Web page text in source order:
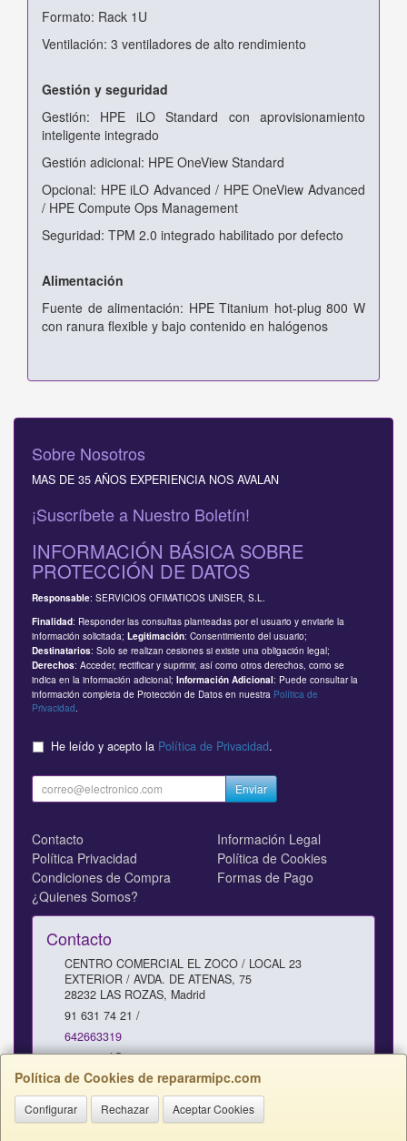
Formato: Rack 1U
Ventilación: 3 ventiladores de alto rendimiento
Gestión y seguridad
Gestión: HPE iLO Standard con aprovisionamiento
inteligente integrado
Gestión adicional: HPE OneView Standard
Opcional: HPE iLO Advanced / HPE OneView Advanced
/ HPE Compute Ops Management
Seguridad: TPM 2.0 integrado habilitado por defecto
Alimentación
Fuente de alimentación: HPE Titanium hot-plug 800 W
con ranura flexible y bajo contenido en halógenos
Política de Cookies de repararmipc.com
Configurar Rechazar Aceptar Cookies
Sobre Nosotros
MAS DE 35 AÑOS EXPERIENCIA NOS AVALAN
¡Suscríbete a Nuestro Boletín!
INFORMACIÓN BÁSICA SOBRE
PROTECCIÓN DE DATOS
Responsable: SERVICIOS OFIMATICOS UNISER, S.L.
Finalidad: Responder las consultas planteadas por el usuario y enviarle la
información solicitada; Legitimación: Consentimiento del usuario;
Destinatarios: Solo se realizan cesiones si existe una obligación legal;
Derechos: Acceder, rectificar y suprimir, así como otros derechos, como se
indica en la información adicional; Información Adicional: Puede consultar la
información completa de Protección de Datos en nuestra Política de
Privacidad
He leído y acepto la Política de Privacidad.
Enviar
Contacto
Información Legal
Política Privacidad
Política de Cookies
Condiciones de Compra
Formas de Pago
¿Quienes Somos?
Contacto
CENTRO COMERCIAL EL ZOCO / LOCAL 23
EXTERIOR / AVDA. DE ATENAS, 75
28232 LAS ROZAS, Madrid
91 631 74 21 /
642663319
comercial@repararmipc.com
Horario